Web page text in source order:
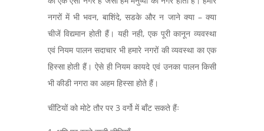
नगरों में भी भवन, बाशिंदे, सडके और न जाने क्या – क्या
चीजें विद्यमान होती हैं। यही नही, एक पूरी कानून व्यवस्था
एवं नियम पालन सदाचार भी हमारे नगरों की व्यवस्था का एक
हिस्सा होती हैं। ऐसे ही नियम कायदे एवं उनका पालन किसी
भी कीडी नगरा का अहम हिस्सा होते हैं।
चींटियों को मोटे तौर पर 3 वर्गो में बाँट सकते हैंः